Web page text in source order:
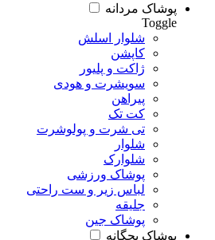
پوشاک مردانه
Toggle
شلوار اسلش
کاپشن
ژاکت و پلیور
سویشرت و هودی
پیراهن
کت تک
تی شرت و پولوشرت
شلوار
شلوارک
پوشاک ورزشی
لباس زیر و ست راحتی
جلیقه
پوشاک جین
پوشاک بچگانه